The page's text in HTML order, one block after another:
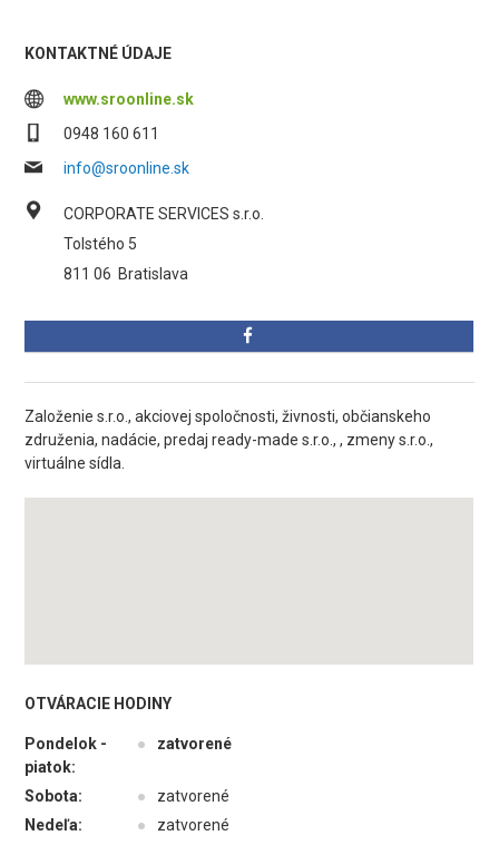
KONTAKTNÉ ÚDAJE
www.sroonline.sk
0948 160 611
info@sroonline.sk
CORPORATE SERVICES s.r.o.
Tolstého 5
811 06 Bratislava
Založenie s.r.o., akciovej spoločnosti, živnosti, občianskeho
združenia, nadácie, predaj ready-made s.r.o., , zmeny s.r.o.,
virtuálne sídla.
OTVÁRACIE HODINY
Pondelok -
piatok:
● zatvorené
Sobota: ●
zatvorené
Nedeľa:
● zatvorené